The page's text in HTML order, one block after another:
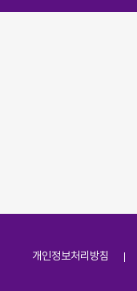
개인정보처리방침